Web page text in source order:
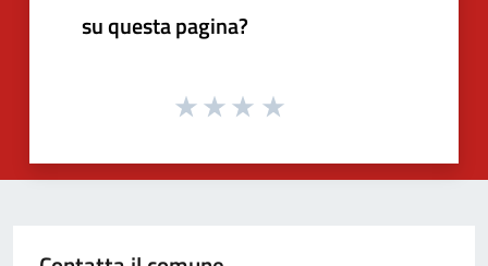
su questa pagina?